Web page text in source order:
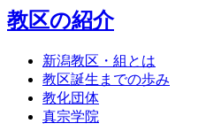
教区の紹介
新潟教区・組とは
教区誕生までの歩み
教化団体
真宗学院